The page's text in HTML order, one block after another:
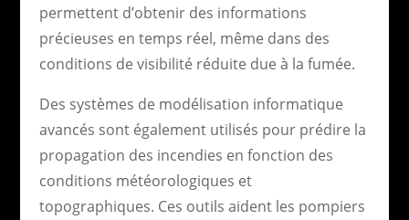
permettent d’obtenir des informations
précieuses en temps réel, même dans des
conditions de visibilité réduite due à la fumée.
Des systèmes de modélisation informatique
avancés sont également utilisés pour prédire la
propagation des incendies en fonction des
conditions météorologiques et
topographiques. Ces outils aident les pompiers